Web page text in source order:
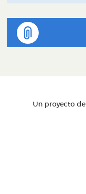
Un proyecto de